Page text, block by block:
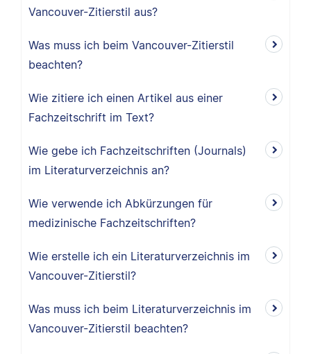
Vancouver-Zitierstil aus?
Was muss ich beim Vancouver-Zitierstil
beachten?
Wie zitiere ich einen Artikel aus einer
Fachzeitschrift im Text?
Wie gebe ich Fachzeitschriften (Journals)
im Literaturverzeichnis an?
Wie verwende ich Abkürzungen für
medizinische Fachzeitschriften?
Wie erstelle ich ein Literaturverzeichnis im
Vancouver-Zitierstil?
Was muss ich beim Literaturverzeichnis im
Vancouver-Zitierstil beachten?